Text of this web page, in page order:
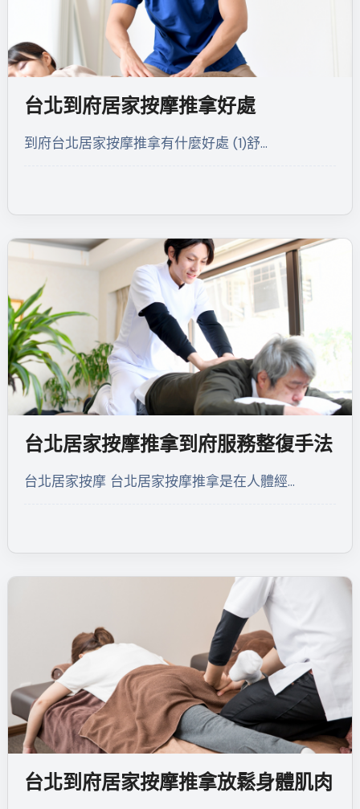
台北到府居家按摩推拿好處
到府台北居家按摩推拿有什麼好處 (1)舒…
台北居家按摩推拿到府服務整復手法
台北居家按摩 台北居家按摩推拿是在人體經…
台北到府居家按摩推拿放鬆身體肌肉